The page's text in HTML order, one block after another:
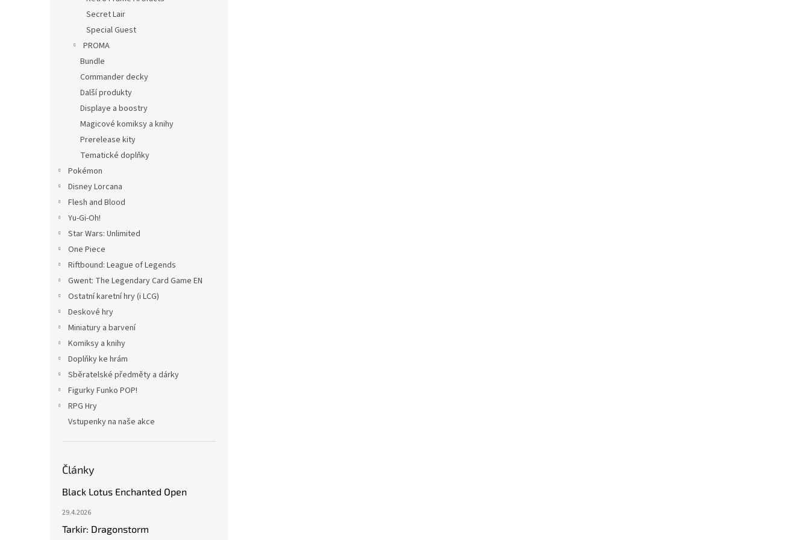
Secret Lair
Special Guest
PROMA
Bundle
Commander decky
Další produkty
Displaye a boostry
Magicové komiksy a knihy
Prerelease kity
Tematické doplňky
Pokémon
Disney Lorcana
Flesh and Blood
Yu-Gi-Oh!
Star Wars: Unlimited
One Piece
Riftbound: League of Legends
Gwent: The Legendary Card Game EN
Ostatní karetní hry (i LCG)
Deskové hry
Miniatury a barvení
Komiksy a knihy
Doplňky ke hrám
Sběratelské předměty a dárky
Figurky Funko POP!
RPG Hry
Vstupenky na naše akce
Články
Black Lotus Enchanted Open
29.4.2026
Tarkir: Dragonstorm